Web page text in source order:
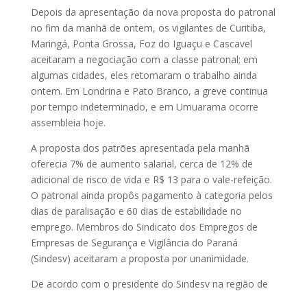
Depois da apresentação da nova proposta do patronal
no fim da manhã de ontem, os vigilantes de Curitiba,
Maringá, Ponta Grossa, Foz do Iguaçu e Cascavel
aceitaram a negociação com a classe patronal; em
algumas cidades, eles retomaram o trabalho ainda
ontem. Em Londrina e Pato Bran­co, a greve continua
por tempo indeterminado, e em Umuarama ocorre
assembleia hoje.
A proposta dos patrões apresentada pela manhã
oferecia 7% de aumento salarial, cerca de 12% de
adicional de risco de vida e R$ 13 para o vale-refeição.
O patronal ainda propôs pagamento à categoria pelos
dias de paralisação e 60 dias de estabilidade no
emprego. Membros do Sindicato dos Empre­gos de
Empresas de Segurança e Vigi­­lância do Paraná
(Sindesv) aceitaram a proposta por unanimidade.
De acordo com o presidente do Sindesv na região de